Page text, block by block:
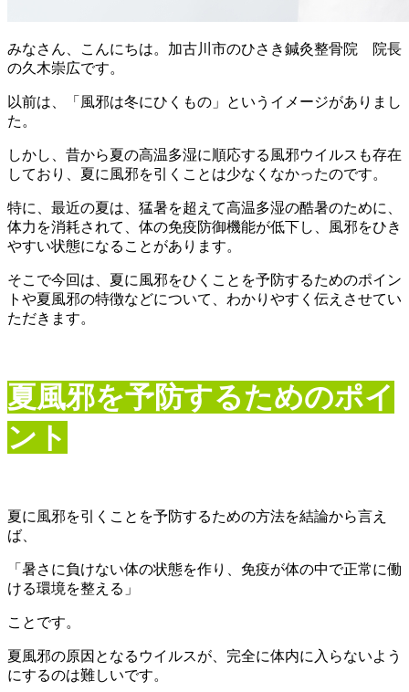
みなさん、こんにちは。加古川市のひさき鍼灸整骨院 院長
の久木崇広です。
以前は、「風邪は冬にひくもの」というイメージがありまし
た。
しかし、昔から夏の高温多湿に順応する風邪ウイルスも存在
しており、夏に風邪を引くことは少なくなかったのです。
特に、最近の夏は、猛暑を超えて高温多湿の酷暑のために、
体力を消耗されて、体の免疫防御機能が低下し、風邪をひき
やすい状態になることがあります。
そこで今回は、夏に風邪をひくことを予防するためのポイン
トや夏風邪の特徴などについて、わかりやすく伝えさせてい
ただきます。
夏風邪を予防するためのポイ
ント
夏に風邪を引くことを予防するための方法を結論から言え
ば、
「暑さに負けない体の状態を作り、免疫が体の中で正常に働
ける環境を整える」
ことです。
夏風邪の原因となるウイルスが、完全に体内に入らないよう
にするのは難しいです。